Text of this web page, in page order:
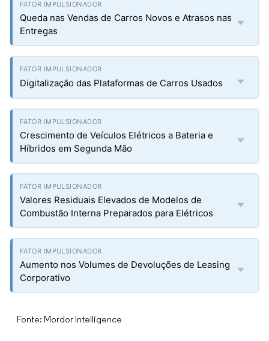
Queda nas Vendas de Carros Novos e Atrasos nas
Entregas
Digitalização das Plataformas de Carros Usados
Crescimento de Veículos Elétricos a Bateria e
Híbridos em Segunda Mão
Valores Residuais Elevados de Modelos de
Combustão Interna Preparados para Elétricos
Aumento nos Volumes de Devoluções de Leasing
Corporativo
Fonte: Mordor Intelligence